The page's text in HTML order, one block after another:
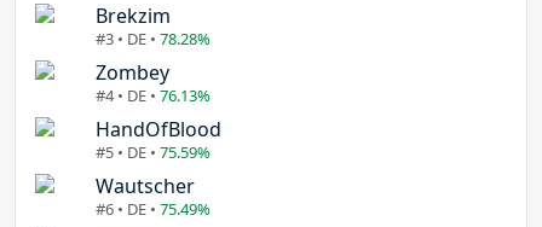
Brekzim
#3 • DE • 78.28%
Zombey
#4 • DE • 76.13%
HandOfBlood
#5 • DE • 75.59%
Wautscher
#6 • DE • 75.49%